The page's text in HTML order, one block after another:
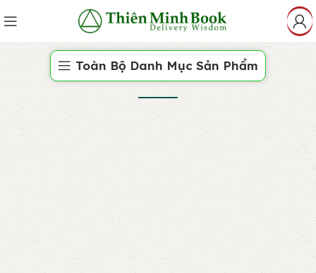
Toàn Bộ Danh Mục Sản Phẩm